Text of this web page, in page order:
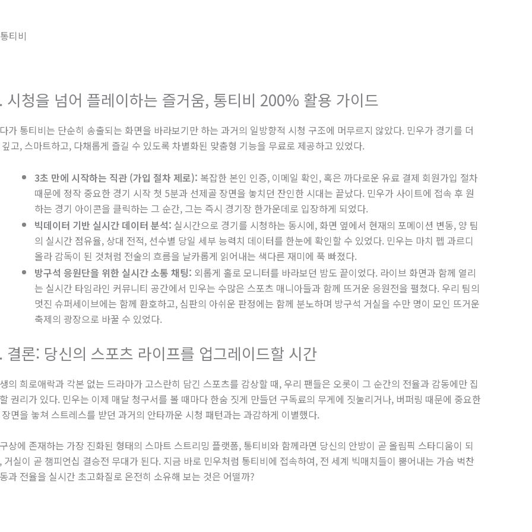
시청을 넘어 플레이하는 즐거움, 통티비 200% 활용 가이드
가 통티비는 단순히 송출되는 화면을 바라보기만 하는 과거의 일방향적 시청 구조에 머무르지 않았다. 민우가 경기를 더
고, 스마트하고, 다채롭게 즐길 수 있도록 차별화된 맞춤형 기능을 무료로 제공하고 있었다.
3초 만에 시작하는 직관 (가입 절차 제로): 복잡한 본인 인증, 이메일 확인, 혹은 까다로운 유료 결제 회원가입 절차
때문에 정작 중요한 경기 시작 첫 5분과 선제골 장면을 놓치던 잔인한 시대는 끝났다. 민우가 사이트에 접속 후 원
하는 경기 아이콘을 클릭하는 그 순간, 그는 즉시 경기장 한가운데로 입장하게 되었다.
빅데이터 기반 실시간 데이터 분석: 실시간으로 경기를 시청하는 동시에, 화면 옆에서 현재의 포메이션 변동, 양 팀
의 실시간 점유율, 상대 전적, 선수별 당일 세부 능력치 데이터를 한눈에 확인할 수 있었다. 민우는 마치 펩 과르디
올라 감독이 된 것처럼 전술의 흐름을 날카롭게 읽어내는 색다른 재미에 푹 빠졌다.
방구석 응원단을 위한 실시간 소통 채팅: 외롭게 홀로 모니터를 바라보던 밤도 끝이었다. 라이브 화면과 함께 열리
는 실시간 타임라인 커뮤니티 공간에서 민우는 수많은 스포츠 매니아들과 함께 뜨거운 응원전을 펼쳤다. 우리 팀의
멋진 슈퍼세이브에는 함께 환호하고, 심판의 아쉬운 판정에는 함께 분노하며 방구석 거실을 수만 명이 모인 뜨거운
축제의 광장으로 바꿀 수 있었다.
결론: 당신의 스포츠 라이프를 업그레이드할 시간
의 희로애락과 각본 없는 드라마가 고스란히 담긴 스포츠를 감상할 때, 우리 팬들은 오롯이 그 순간의 전율과 감동에만 집
권리가 있다. 민우는 이제 매달 청구서를 볼 때마다 한숨 짓게 만들던 구독료의 무게에 짓눌리거나, 버퍼링 때문에 중요한
면을 놓쳐 스트레스를 받던 과거의 안타까운 시청 패턴과는 과감하게 이별했다.
상에 존재하는 가장 진화된 형태의 스마트 스트리밍 플랫폼, 통티비와 함께라면 당신의 안방이 곧 올림픽 스타디움이 되
거실이 곧 챔피언십 결승전 무대가 된다. 지금 바로 민우처럼 통티비에 접속하여, 전 세계 빅매치들이 뿜어내는 가슴 벅찬
과 전율을 실시간 초고화질로 온전히 소유해 보는 것은 어떨까?